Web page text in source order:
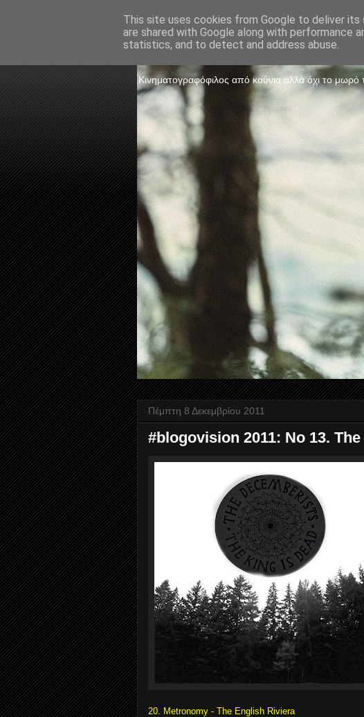
The Frame Game
Κινηματογραφόφιλος από κούνια αλλά όχι το μωρό
Πέμπτη 8 Δεκεμβρίου 2011
#blogovision 2011: No 13.
20. Metronomy - The English Riviera
This site uses cookies from Google to deliver
are shared with Google along with performance
statistics, and to detect and address abuse.